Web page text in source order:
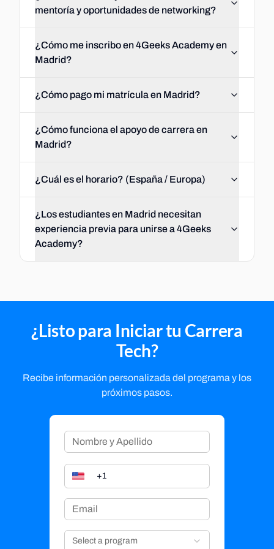
mentoría y oportunidades de networking?
¿Cómo me inscribo en 4Geeks Academy en
Madrid?
¿Cómo pago mi matrícula en Madrid?
¿Cómo funciona el apoyo de carrera en
Madrid?
¿Cuál es el horario? (España / Europa)
¿Los estudiantes en Madrid necesitan
experiencia previa para unirse a 4Geeks
Academy?
¿Listo para Iniciar tu Carrera
Tech?
Recibe información personalizada del programa y los
próximos pasos.
Select a program